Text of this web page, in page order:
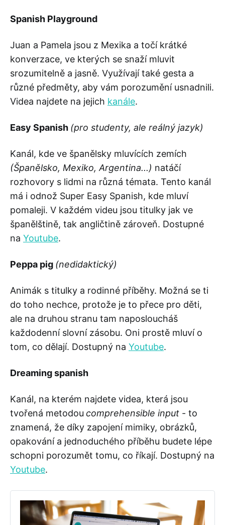
Spanish Playground
Juan a Pamela jsou z Mexika a točí krátké
konverzace, ve kterých se snaží mluvit
srozumitelně a jasně. Využívají také gesta a
různé předměty, aby vám porozumění usnadnili.
Videa najdete na jejich kanále.
Easy Spanish (pro studenty, ale reálný jazyk)
Kanál, kde ve španělsky mluvících zemích
(Španělsko, Mexiko, Argentina...) natáčí
rozhovory s lidmi na různá témata. Tento kanál
má i odnož Super Easy Spanish, kde mluví
pomaleji. V každém videu jsou titulky jak ve
španělštině, tak angličtině zároveň. Dostupné
na Youtube.
Peppa pig (nedidaktický)
Animák s titulky a rodinné příběhy. Možná se ti
do toho nechce, protože je to přece pro děti,
ale na druhou stranu tam naposloucháš
každodenní slovní zásobu. Oni prostě mluví o
tom, co dělají. Dostupný na Youtube.
Dreaming spanish
Kanál, na kterém najdete videa, která jsou
tvořená metodou comprehensible input - to
znamená, že díky zapojení mimiky, obrázků,
opakování a jednoduchého příběhu budete lépe
schopni porozumět tomu, co říkají. Dostupný na
Youtube.